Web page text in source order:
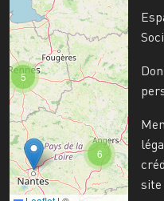
6
5
site